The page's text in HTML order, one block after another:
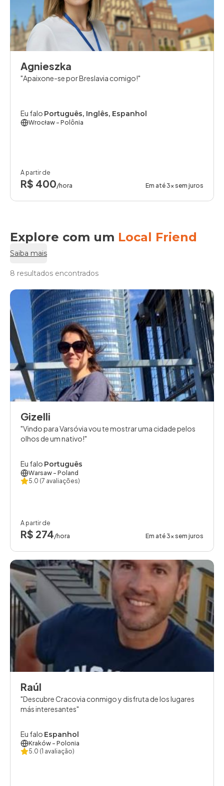
Agnieszka
Apaixone-se por Breslavia comigo!
Eu falo Português, Inglês, Espanhol
Wrocław - Polônia
A partir de
R$ 400/hora Em até 3x sem juros
Explore com um Local Friend
Saiba mais
8 resultados encontrados
Gizelli
Vindo para Varsóvia vou te mostrar uma cidade pelos
olhos de um nativo!
Eu falo Português
Warsaw - Poland
5.0 (7 avaliações)
A partir de
R$ 274/hora Em até 3x sem juros
Raúl
Descubre Cracovia conmigo y disfruta de los lugares
más interesantes
Eu falo Espanhol
Kraków - Polonia
5.0 (1 avaliação)